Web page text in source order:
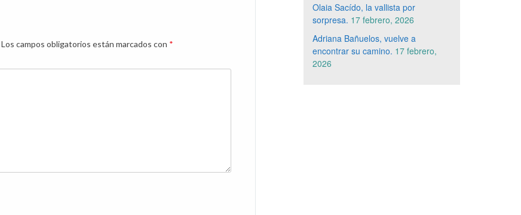
Los campos obligatorios están marcados con *
Olaia Sacído, la vallista por
sorpresa. 17 febrero, 2026
Adriana Bañuelos, vuelve a
encontrar su camino. 17 febrero,
2026